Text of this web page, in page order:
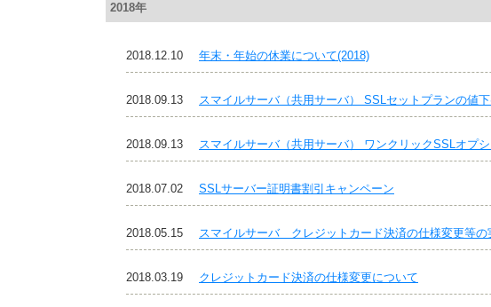
2018年
2018.12.10 年末・年始の休業について(2018)
2018.09.13 スマイルサーバ（共用サーバ） SSLセットプランの値
2018.09.13 スマイルサーバ（共用サーバ） ワンクリックSSLオプ
2018.07.02 SSLサーバー証明書割引キャンペーン
2018.05.15 スマイルサーバ クレジットカード決済の仕様変更等の
2018.03.19 クレジットカード決済の仕様変更について